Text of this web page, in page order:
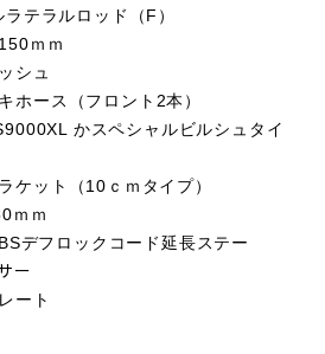
テラルロッド（F）
ｍｍ
シュ
ホース（フロント2本）
かスペシャルビルシュタイ
ケット（10ｃｍタイプ）
ｍｍ
デフロックコード延長ステー
ー
ート